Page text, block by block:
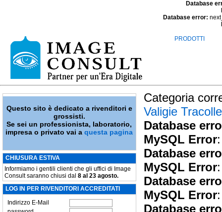
Database
Database error:
PRODOTTI
Questo sito è dedicato a rivenditori e
grossisti.
Se sei un professionista, laboratorio,
impresa o privato vai aquesta pagina
CHIUSURA ESTIVA
Informiamo i gentili clienti che gli uffici di Image
Consult saranno chiusi dal 8 al 23 agosto.
LOG IN PER RIVENDITORI ACCREDITATI
Indirizzo E-Mail
Categoria
Valigie
Database
MySQL Error
Database
MySQL Error
Database
MySQL Error
Database